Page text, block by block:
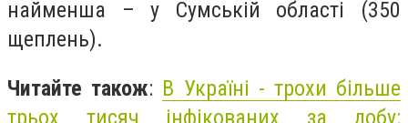
найменша – у Сумській області (350
щеплень).
Читайте також: В Україні - трохи більше
трьох тисяч інфікованих за добу: